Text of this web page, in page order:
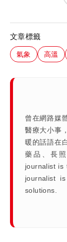
文章標籤
氣象 高溫
曾在網路媒
醫療大小事
暖的話語在
藥品、長
journalist is
journalist
solutions.